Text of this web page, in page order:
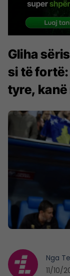
Gliha
si të
tyre,
Nga
11/10/